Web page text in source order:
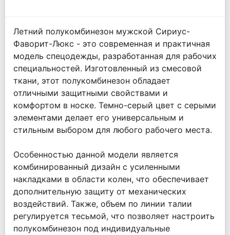
Летний полукомбинезон мужской Сириус-
Фаворит-Люкс - это современная и практичная
модель спецодежды, разработанная для рабочих
специальностей. Изготовленный из смесовой
ткани, этот полукомбинезон обладает
отличными защитными свойствами и
комфортом в носке. Темно-серый цвет с серыми
элементами делает его универсальным и
стильным выбором для любого рабочего места.
Особенностью данной модели является
комбинированный дизайн с усиленными
накладками в области колен, что обеспечивает
дополнительную защиту от механических
воздействий. Также, объем по линии талии
регулируется тесьмой, что позволяет настроить
полукомбинезон под индивидуальные